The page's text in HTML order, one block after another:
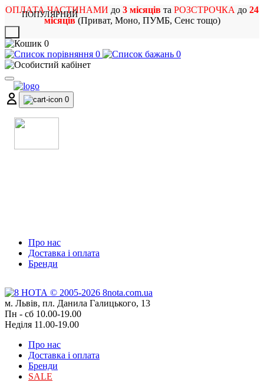
ОПЛАТА ЧАСТИНАМИ до 3 місяців та РОЗСТРОЧКА до 24
місяців(Приват, Моно, ПУМБ, Сенс тощо)
0
0
0
0
Про нас
Доставка і оплата
Бренди
м. Львів, пл. Данила Галицького, 13
Пн - сб 10.00-19.00
Неділя 11.00-19.00
Про нас
Доставка і оплата
Бренди
SALE
ПОПУЛЯРНИЙ